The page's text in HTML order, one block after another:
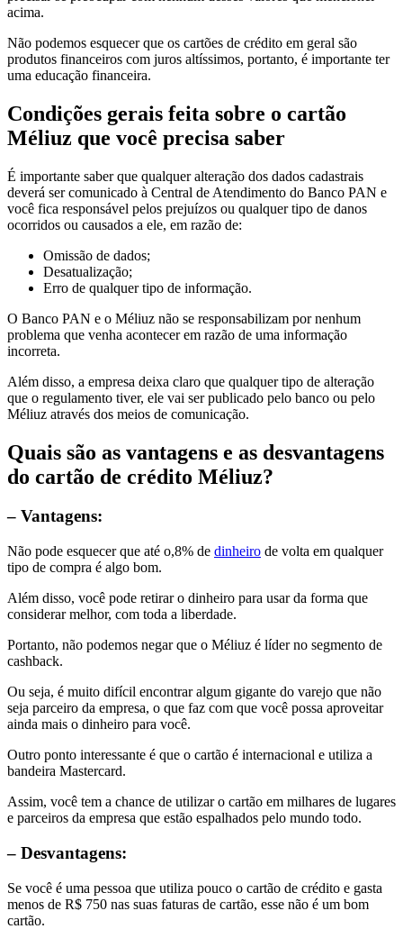
acima.
Não podemos esquecer que os cartões de crédito em geral são
produtos financeiros com juros altíssimos, portanto, é importante ter
uma educação financeira.
Condições gerais feita sobre o cartão
Méliuz que você precisa saber
É importante saber que qualquer alteração dos dados cadastrais
deverá ser comunicado à Central de Atendimento do Banco PAN e
você fica responsável pelos prejuízos ou qualquer tipo de danos
ocorridos ou causados a ele, em razão de:
Omissão de dados;
Desatualização;
Erro de qualquer tipo de informação.
O Banco PAN e o Méliuz não se responsabilizam por nenhum
problema que venha acontecer em razão de uma informação
incorreta.
Além disso, a empresa deixa claro que qualquer tipo de alteração
que o regulamento tiver, ele vai ser publicado pelo banco ou pelo
Méliuz através dos meios de comunicação.
Quais são as vantagens e as desvantagens
do cartão de crédito Méliuz?
– Vantagens:
Não pode esquecer que até o,8% de dinheiro de volta em qualquer
tipo de compra é algo bom.
Além disso, você pode retirar o dinheiro para usar da forma que
considerar melhor, com toda a liberdade.
Portanto, não podemos negar que o Méliuz é líder no segmento de
cashback.
Ou seja, é muito difícil encontrar algum gigante do varejo que não
seja parceiro da empresa, o que faz com que você possa aproveitar
ainda mais o dinheiro para você.
Outro ponto interessante é que o cartão é internacional e utiliza a
bandeira Mastercard.
Assim, você tem a chance de utilizar o cartão em milhares de lugares
e parceiros da empresa que estão espalhados pelo mundo todo.
– Desvantagens:
Se você é uma pessoa que utiliza pouco o cartão de crédito e gasta
menos de R$ 750 nas suas faturas de cartão, esse não é um bom
cartão.